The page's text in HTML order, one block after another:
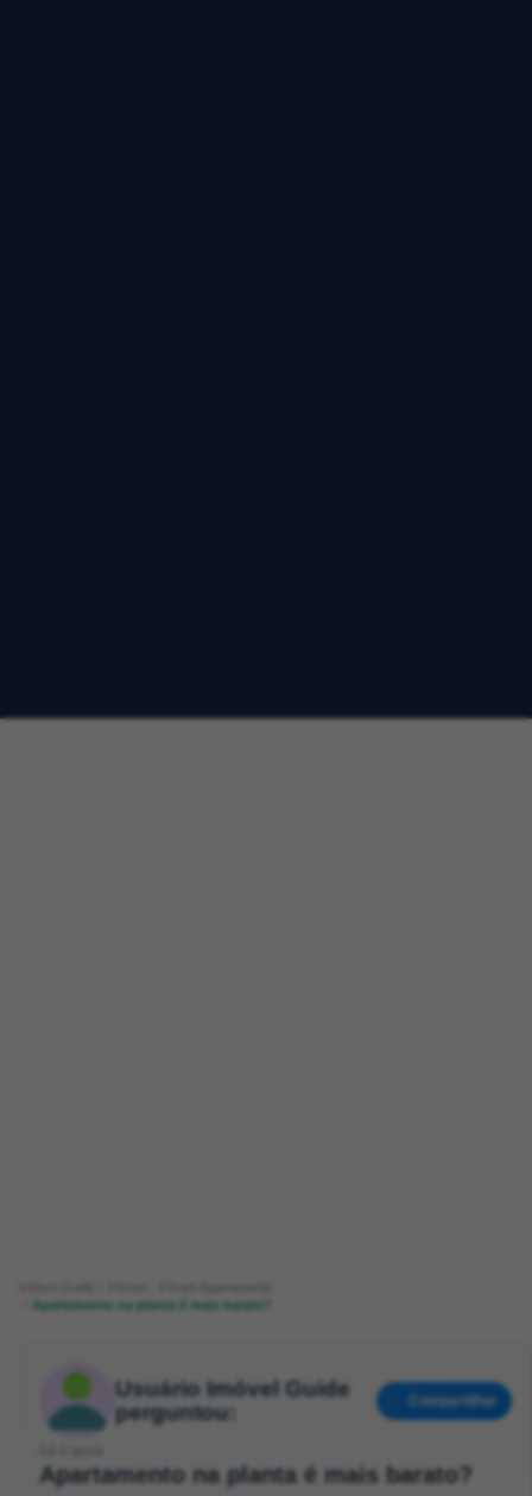
Apartamento na planta é mais barato?
Usuário Imóvel Guide
perguntou:
Compartilhar
Apartamento na planta é mais barato?